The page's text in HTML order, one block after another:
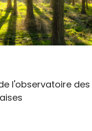
l'observatoire des